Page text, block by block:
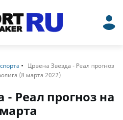
Црвена Звезда - Реал прогноз
(8 марта 2022)
- Реал прогноз на